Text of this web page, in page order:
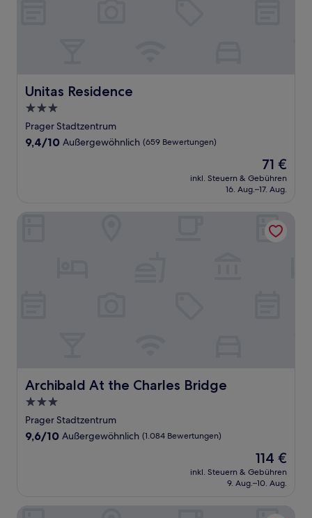
Unitas Residence
Unitas Residence
3.0-
Sterne-
Unterkunft
Prager Stadtzentrum
9.4
9,4/10 Außergewöhnlich (659 Bewertungen)
Der
Preis
beträgt
71 €
inkl. Steuern & Gebühren
16. Aug.–17. Aug.
Archibald At the Charles Bridge
Archibald At the Charles Bridge
3.0-
Sterne-
Unterkunft
Prager Stadtzentrum
9.6
9,6/10 Außergewöhnlich (1.084 Bewertungen)
Der
Preis
beträgt
114 €
inkl. Steuern & Gebühren
9. Aug.–10. Aug.